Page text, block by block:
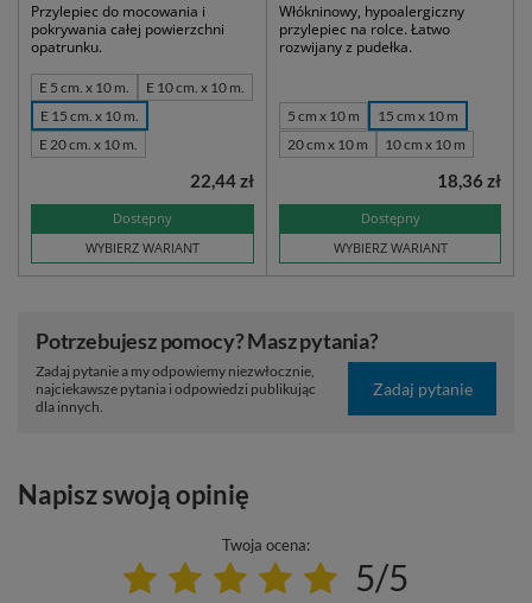
Przylepiec do mocowania i
pokrywania całej powierzchni
opatrunku.
E 5 cm. x 10 m.
E 10 cm. x 10 m.
E 15 cm. x 10 m.
E 20 cm. x 10 m.
Dostępny
WYBIERZ WARIANT
22,44 zł
Włókninowy, hypoalergiczny
przylepiec na rolce. Łatwo
rozwijany z pudełka.
5 cm x 10 m
15 cm x 10 m
20 cm x 10 m
10 cm x 10 m
Dostępny
WYBIERZ WARIANT
18,36 zł
Potrzebujesz pomocy? Masz pytania?
Zadaj pytanie a my odpowiemy niezwłocznie,
najciekawsze pytania i odpowiedzi publikując
dla innych.
Zadaj pytanie
Napisz swoją opinię
Twoja ocena:
5/5